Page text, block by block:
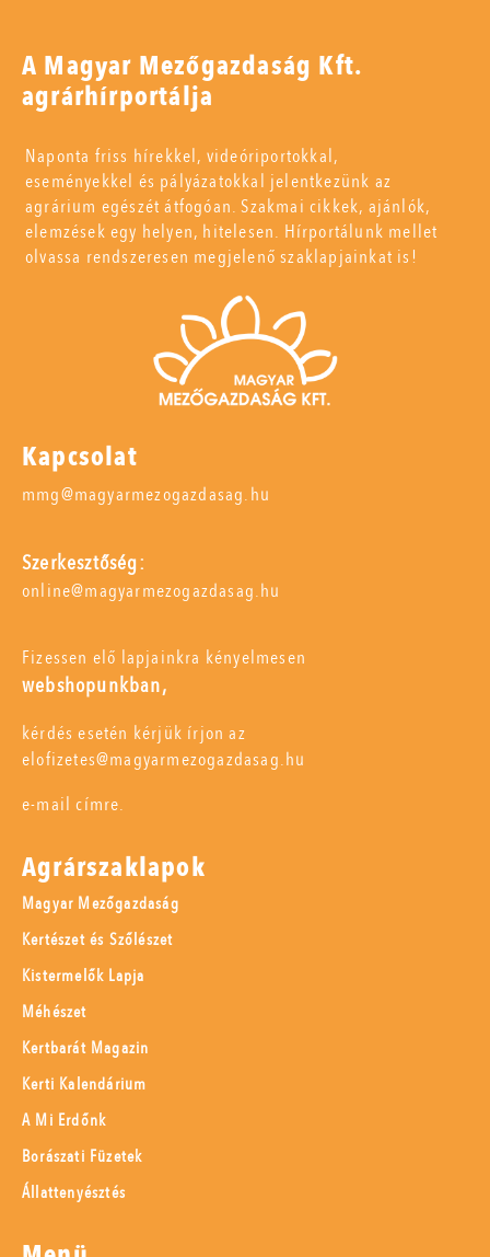
A Magyar Mezőgazdaság Kft.
agrárhírportálja
Naponta friss hírekkel, videóriportokkal,
eseményekkel és pályázatokkal jelentkezünk az
agrárium egészét átfogóan. Szakmai cikkek, ajánlók,
elemzések egy helyen, hitelesen. Hírportálunk mellet
olvassa rendszeresen megjelenő szaklapjainkat is!
Kapcsolat
mmg@magyarmezogazdasag.hu
Szerkesztőség:
online@magyarmezogazdasag.hu
Fizessen elő lapjainkra kényelmesen
webshopunkban,
kérdés esetén kérjük írjon az
elofizetes@magyarmezogazdasag.hu
e-mail címre.
Agrárszaklapok
Magyar Mezőgazdaság
Kertészet és Szőlészet
Kistermelők Lapja
Méhészet
Kertbarát Magazin
Kerti Kalendárium
A Mi Erdőnk
Borászati Füzetek
Állattenyésztés